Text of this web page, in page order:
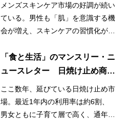
メンズスキンケア市場の好調が続い
ている。男性も「肌」を意識する機
会が増え、スキンケアの習慣化が始
「食と生活」のマンスリー・ニ
ュースレター 日焼け止め商品
の利用率が3割増！ 日常的かつ
早期化・長期化する日焼け止め
市場
ここ数年、延びている日焼け止め市
場。最近1年内の利用率は約6割、
男女ともに子育て層で高く、通年利